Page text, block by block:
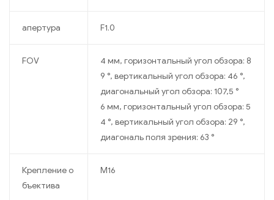
апертура F1.0
FOV
4 мм, горизонтальный угол обзора: 8
9 °, вертикальный угол обзора: 46 °,
диагональный угол обзора: 107,5 °
6 мм, горизонтальный угол обзора: 5
4 °, вертикальный угол обзора: 29 °,
диагональ поля зрения: 63 °
Крепление о
бъектива
M16